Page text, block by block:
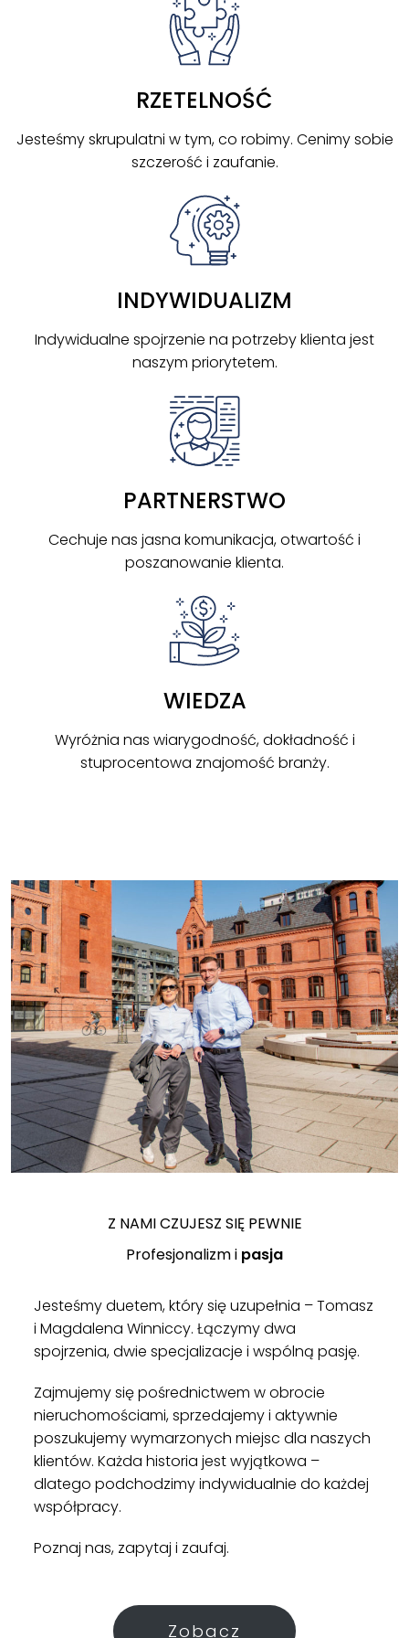
RZETELNOŚĆ
Jesteśmy skrupulatni w tym, co robimy. Cenimy sobie
szczerość i zaufanie.
INDYWIDUALIZM
Indywidualne spojrzenie na potrzeby klienta jest
naszym priorytetem.
PARTNERSTWO
Cechuje nas jasna komunikacja, otwartość i
poszanowanie klienta.
WIEDZA
Wyróżnia nas wiarygodność, dokładność i
stuprocentowa znajomość branży.
Z NAMI CZUJESZ SIĘ PEWNIE
Profesjonalizmi pasja
Jesteśmy duetem, który się uzupełnia – Tomasz
i Magdalena Winniccy. Łączymy dwa
spojrzenia, dwie specjalizacje i wspólną pasję.
Zajmujemy się pośrednictwem w obrocie
nieruchomościami, sprzedajemy i aktywnie
poszukujemy wymarzonych miejsc dla naszych
klientów. Każda historia jest wyjątkowa –
dlatego podchodzimy indywidualnie do każdej
współpracy.
Poznaj nas, zapytaj i zaufaj.
Zobacz